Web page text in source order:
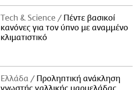
Τech & Science
Πέντε βασικοί
κανόνες για τον ύπνο με αναμμένο
κλιματιστικό
Ελλάδα
Προληπτική ανάκληση